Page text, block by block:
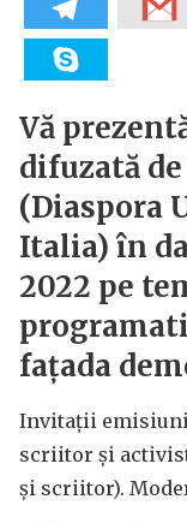
Vă
difuzată
(Diaspora
Italia) în
2022 pe
fațada
Invitații
scriitor și
și scriitor).